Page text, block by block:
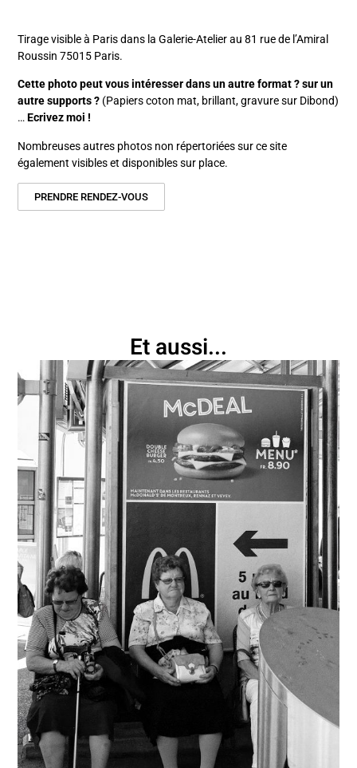
Tirage visible à Paris dans la Galerie-Atelier au 81 rue de l’Amiral
Roussin 75015 Paris.
Cette photo peut vous intéresser dans un autre format ? sur un
autre supports ? (Papiers coton mat, brillant, gravure sur Dibond)
…Ecrivez moi !
Nombreuses autres photos non répertoriées sur ce site
également visibles et disponibles sur place.
PRENDRE RENDEZ-VOUS
Et aussi...